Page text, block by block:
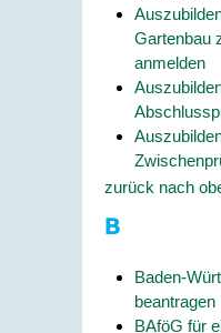
Gartenbau
anmelden
zurück nach
B
Baden-
beantragen
BAföG für